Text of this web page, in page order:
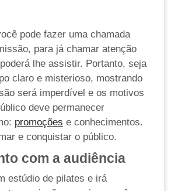
pode fazer uma chamada
para já chamar atenção
lhe assistir. Portanto, seja
claro e misterioso, mostrando
será imperdível e os motivos
deve permanecer
promoções e conhecimentos.
e conquistar o público.
com a audiência
estúdio de pilates e irá